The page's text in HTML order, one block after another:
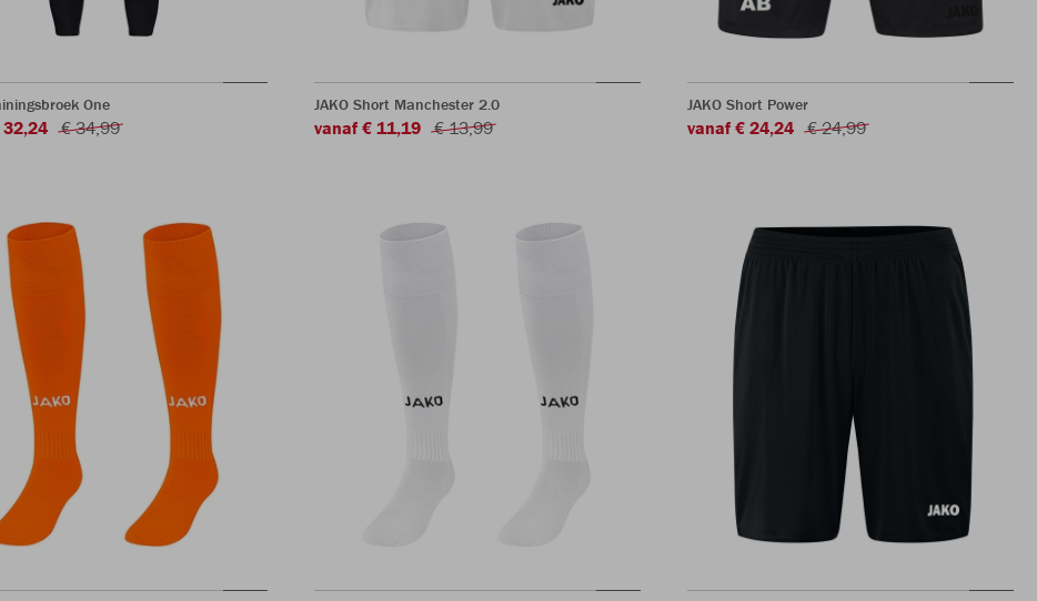
One
€ 34,99
JAKO Short Manchester 2.0
vanaf € 11,19 € 13,99
JAKO Short Power
vanaf € 24,24 € 24,99